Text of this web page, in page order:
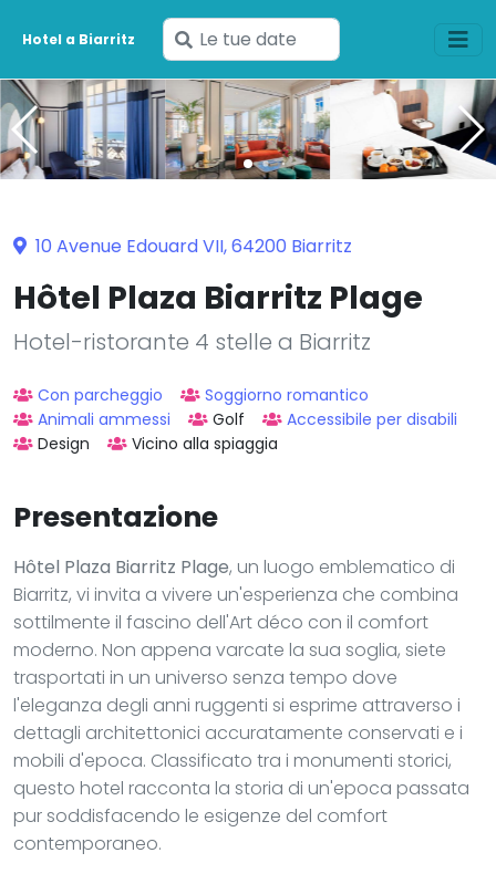
Hotel a Biarritz
Inserisci
le
tue
date
10 Avenue Edouard VII, 64200 Biarritz
Hôtel Plaza Biarritz Plage
Hotel-ristorante 4 stelle a Biarritz
Con parcheggio
Soggiorno romantico
Animali ammessi
Golf
Accessibile per disabili
Design
Vicino alla spiaggia
Presentazione
Hôtel Plaza Biarritz Plage, un luogo emblematico di
Biarritz, vi invita a vivere un'esperienza che combina
sottilmente il fascino dell'Art déco con il comfort
moderno. Non appena varcate la sua soglia, siete
trasportati in un universo senza tempo dove
l'eleganza degli anni ruggenti si esprime attraverso i
dettagli architettonici accuratamente conservati e i
mobili d'epoca. Classificato tra i monumenti storici,
questo hotel racconta la storia di un'epoca passata
pur soddisfacendo le esigenze del comfort
contemporaneo.